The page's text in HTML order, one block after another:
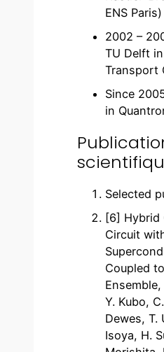
ENS Paris)
2002 –
TU Delft
Transport
Since
in
Selected
[6] Hybrid
Circuit
Coupled
Ensemble,
Y. Kubo,
Dewes, T.
Isoya, H.